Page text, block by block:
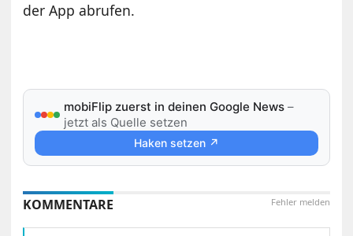
der App abrufen.
mobiFlip zuerst in deinen Google News –
jetzt als Quelle setzen
Haken setzen ↗
Fehler melden
KOMMENTARE